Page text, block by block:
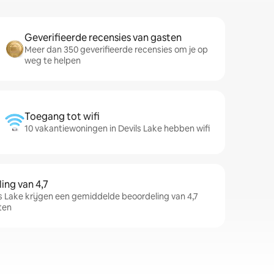
Geverifieerde recensies van gasten
Meer dan 350 geverifieerde recensies om je op
weg te helpen
Toegang tot wifi
10 vakantiewoningen in Devils Lake hebben wifi
van 4,7
krijgen een gemiddelde beoordeling van 4,7